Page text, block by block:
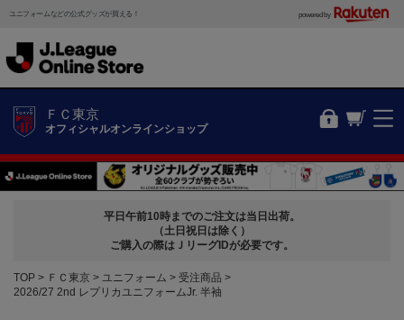
ユニフォームなどの公式グッズが買える！ powered by
ＦＣ東京
オフィシャルオンラインショップ
平日午前10時までのご注文は当日出荷。
（土日祝日は除く）
ご購入の際はＪリーグIDが必要です。
TOP ＦＣ東京 ユニフォーム
受注商品
2026/27 2nd レプリカユニフォームJr. 半袖